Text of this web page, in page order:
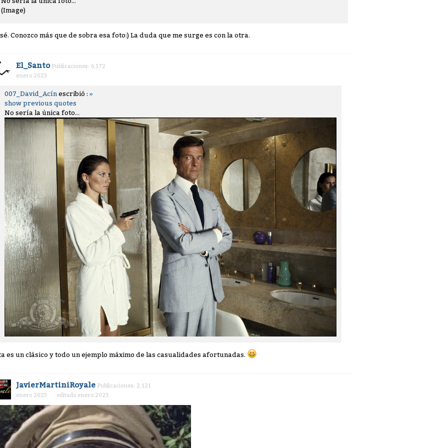
(Image)
Conozco más que de sobra esa foto:) La duda que me surge es con la otra.
El_Santo Publicaciones: 6,172
enero 2023
007_David_Acín escribió : »
show previous quotes
No sería la única foto...
es un clásico y todo un ejemplo máximo de las casualidades afortunadas.
JavierMartiniRoyale Publicaciones: 2,121
enero 2023
editado enero 2023